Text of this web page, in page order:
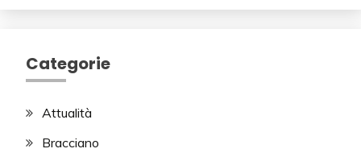
Categorie
Attualità
Bracciano